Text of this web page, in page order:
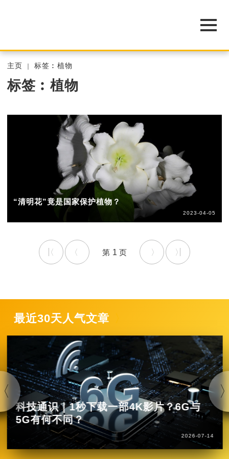
主页 标签︰植物
标签︰植物
“清明花”竟是国家保护植物？
2023-04-05
1
最近30天人气文章
科技通识｜1秒下载一部4K影片？6G与
5G有何不同？
2026-07-14